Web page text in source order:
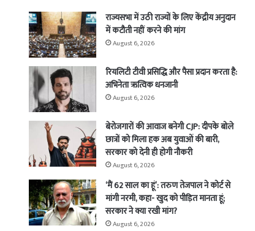
राज्यसभा में उठी राज्यों के लिए केंद्रीय अनुदान
में कटौती नहीं करने की मांग
August 6, 2026
रियलिटी टीवी प्रसिद्धि और पैसा प्रदान करता है:
अभिनेता ऋत्विक धनजानी
August 6, 2026
बेरोजगारों की आवाज बनेगी CJP: दीपके बोले
छात्रों को मिला हक अब युवाओं की बारी,
सरकार को देनी ही होगी नौकरी
August 6, 2026
‘मैं 62 साल का हूं’: तरुण तेजपाल ने कोर्ट से
मांगी नरमी, कहा- खुद को पीड़ित मानता हूं;
सरकार ने क्या रखी मांग?
August 6, 2026